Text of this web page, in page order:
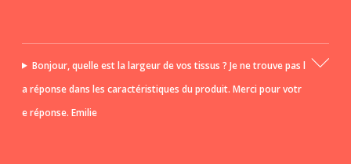
Bonjour, quelle est la largeur de vos tissus ? Je ne trouve pas l
a réponse dans les caractéristiques du produit. Merci pour votr
e réponse. Emilie